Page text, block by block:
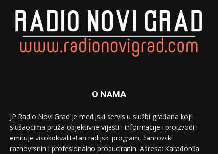
O NAMA
JP Radio Novi Grad je medijski servis u službi građana koji
slušaocima pruža objektivne vijesti i informacije i proizvodi i
emituje visokokvalitetan radijski program, žanrovski
raznovrsnih i profesionalno produciranih. Adresa: Кarađorđa